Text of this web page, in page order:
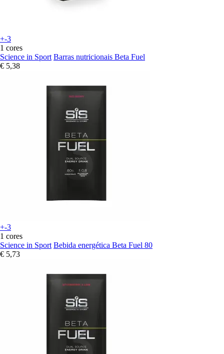
+-3
1 cores
Science in Sport Barras nutricionais Beta Fuel
€ 5,38
+-3
1 cores
Science in Sport Bebida energética Beta Fuel 80
€ 5,73